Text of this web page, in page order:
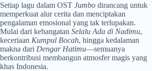
Setiap lagu dalam OST Jumbo dirancang untuk
memperkuat alur cerita dan menciptakan
pengalaman emosional yang tak terlupakan.
Mulai dari kehangatan Selalu Ada di Nadimu,
keceriaan Kumpul Bocah, hingga kedalaman
makna dari Dengar Hatimu—semuanya
berkontribusi membangun atmosfer magis yang
khas Indonesia.